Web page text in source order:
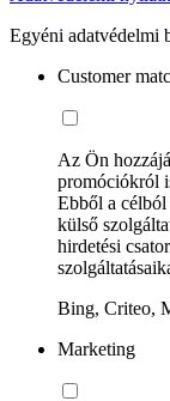
Egyéni adatvédelmi
Customer
Az Ön
promóciókról
Ebből a célból
külső
hirdetési
Bing, Criteo,
Marketing